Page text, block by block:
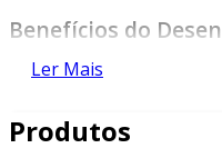
Benefícios do
Alumínio
diversos benefícios que
Ler Mais
Produtos